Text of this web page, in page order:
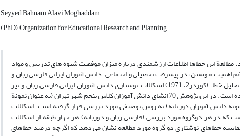
Seyyed Bahnām Alavi Moghaddam
(PhD), Organization for Educational Research and Planning
بروز خطا1 از سوی یادگیرندگان وجود دارد. مطالعة این خطاها اطلاعات ارزشمندی دربارة میزان موفقیت شیوه های تدریس و مواد
«نوشتن» در پیشرفت تحصیلی و اجتماعی، دانش آموزان ایرانی فارسی زبان و
دوزبانه در نوشتارهای خود خطاهای قابل توجهی دارند. در این مقاله، با تکیه بر اصول نظری تحلیل خطا، (کوردر2، 1971) اشکالات نوشتاری دانش آموزان ایرانی فارسی زبان و نیز
دوزبانه (ترک زبان) دورة ابتدایی، شامل خطاهای املایی، واژگانی، ساختاری و گفتمانی بررسی شده است. در این پژوهش 70 انشای دانش آموزان کلاس پنجم شهر تهران (به عنوان نمونة
(به عنوان نمونة دانش آموزان دوزبانه) به روش توصیفی مورد بررسی قرار گرفته است. اشکالات
است که در هر دوگروه مورد بررسی (فارسی زبان و دوزبانه) هر چهار طبقه از اشکالات
خطاهای نوشتاری دو گروه مورد مطالعه نشان می دهد که اگرچه درصد خطاهای